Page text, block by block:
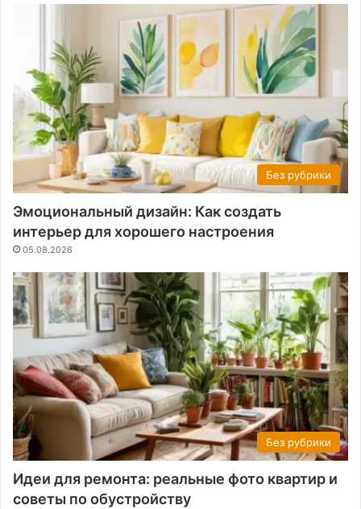
Без рубрики
Эмоциональный дизайн: Как создать
интерьер для хорошего настроения
05.08.2026
Без рубрики
Идеи для ремонта: реальные фото квартир и
советы по обустройству